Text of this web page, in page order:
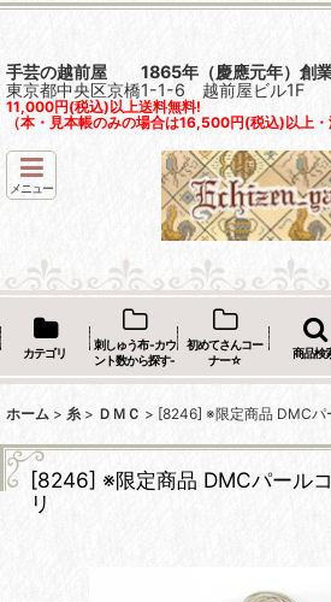
手芸の越前屋 1865年（慶應元年）創
東京都中央区京橋1-1-6 越前屋ビル1F
11,000円(税込)以上送料無料!
（本・見本帳のみの場合は16,500円(税込)以上・
メニュー
カテゴリ
刺しゅう布 -カウ
ント数から探す-
初めてさんコー
ナー☆
商品検
ホーム > 糸 > ＤＭＣ > [8246] ※限定商品 DMCパ
[8246] ※限定商品 DMCパール
リ